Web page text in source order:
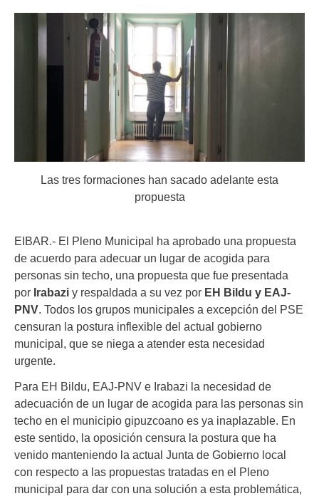
Las tres formaciones han sacado adelante esta
propuesta
EIBAR.- El Pleno Municipal ha aprobado una propuesta
de acuerdo para adecuar un lugar de acogida para
personas sin techo, una propuesta que fue presentada
por Irabazi y respaldada a su vez por EH Bildu y EAJ-
PNV. Todos los grupos municipales a excepción del PSE
censuran la postura inflexible del actual gobierno
municipal, que se niega a atender esta necesidad
urgente.
Para EH Bildu, EAJ-PNV e Irabazi la necesidad de
adecuación de un lugar de acogida para las personas sin
techo en el municipio gipuzcoano es ya inaplazable. En
este sentido, la oposición censura la postura que ha
venido manteniendo la actual Junta de Gobierno local
con respecto a las propuestas tratadas en el Pleno
municipal para dar con una solución a esta problemática,